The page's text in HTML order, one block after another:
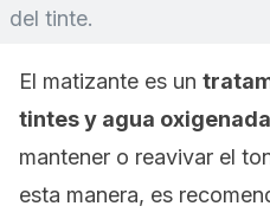
del tinte.
El matizante es un
tintes y agua oxigenada
mantener o reavivar el
esta manera, es